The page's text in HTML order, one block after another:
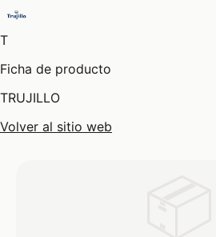
T
Ficha de producto
TRUJILLO
Volver al sitio web